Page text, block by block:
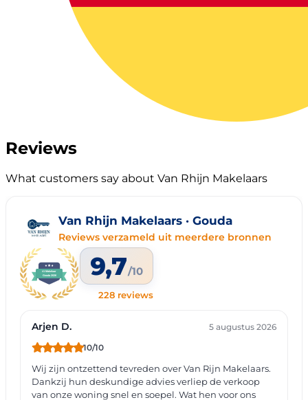
Reviews
What customers say about Van Rhijn Makelaars